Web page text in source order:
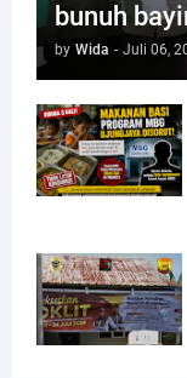
bunuh
by Wida - Juli 06,